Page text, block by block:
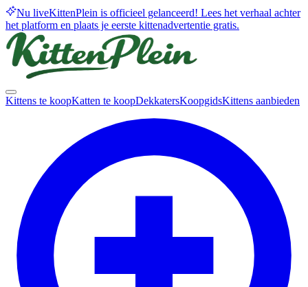
Nu liveKittenPlein is officieel gelanceerd! Lees het verhaal achter
het platform en plaats je eerste kittenadvertentie gratis.
Kittens te koopKatten te koopDekkatersKoopgidsKittens aanbieden